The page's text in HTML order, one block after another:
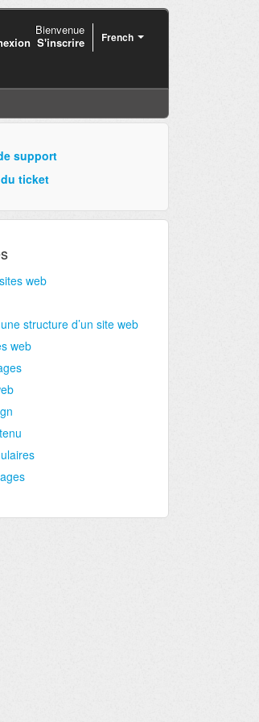
French
Bienvenue
S'inscrire
support
ticket
web
structure d’un site web
web